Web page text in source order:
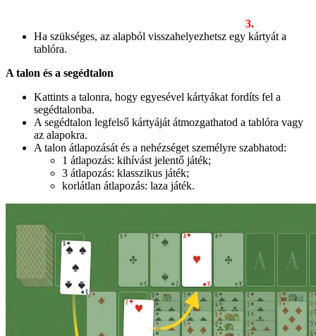
3.
Ha szükséges, az alapból visszahelyezhetsz egy kártyát a
tablóra.
A talon és a segédtalon
Kattints a talonra, hogy egyesével kártyákat fordíts fel a
segédtalonba.
A segédtalon legfelső kártyáját átmozgathatod a tablóra vagy
az alapokra.
A talon átlapozását és a nehézséget személyre szabhatod:
1 átlapozás: kihívást jelentő játék;
3 átlapozás: klasszikus játék;
korlátlan átlapozás: laza játék.